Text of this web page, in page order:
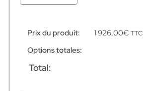
Prix du produit: 1 926,00€ TTC
Options totales:
Total: